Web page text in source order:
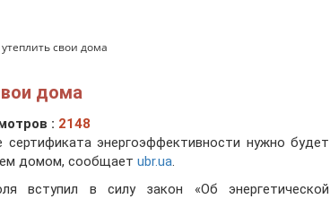
свои дома
дома
: 2148
сертификата энергоэффективности нужно будет
домом, сообщает ubr.ua.
вступил в силу закон «Об энергетической